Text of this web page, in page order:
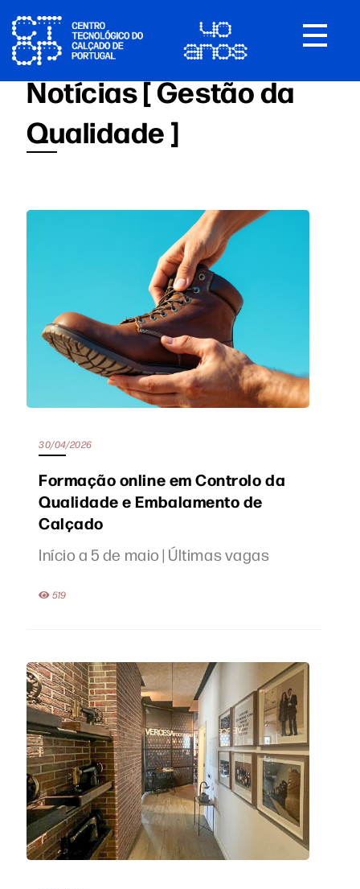
Toggle
Notícias [ Gestão da
Qualidade ]
30/04/2026
Formação online em Controlo da
Qualidade e Embalamento de
Calçado
Início a 5 de maio | Últimas vagas
519